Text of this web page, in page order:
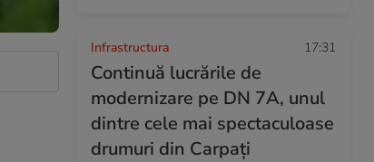
Infrastructura 17:31
Continuă lucrările de
modernizare pe DN 7A, unul
dintre cele mai spectaculoase
drumuri din Carpați